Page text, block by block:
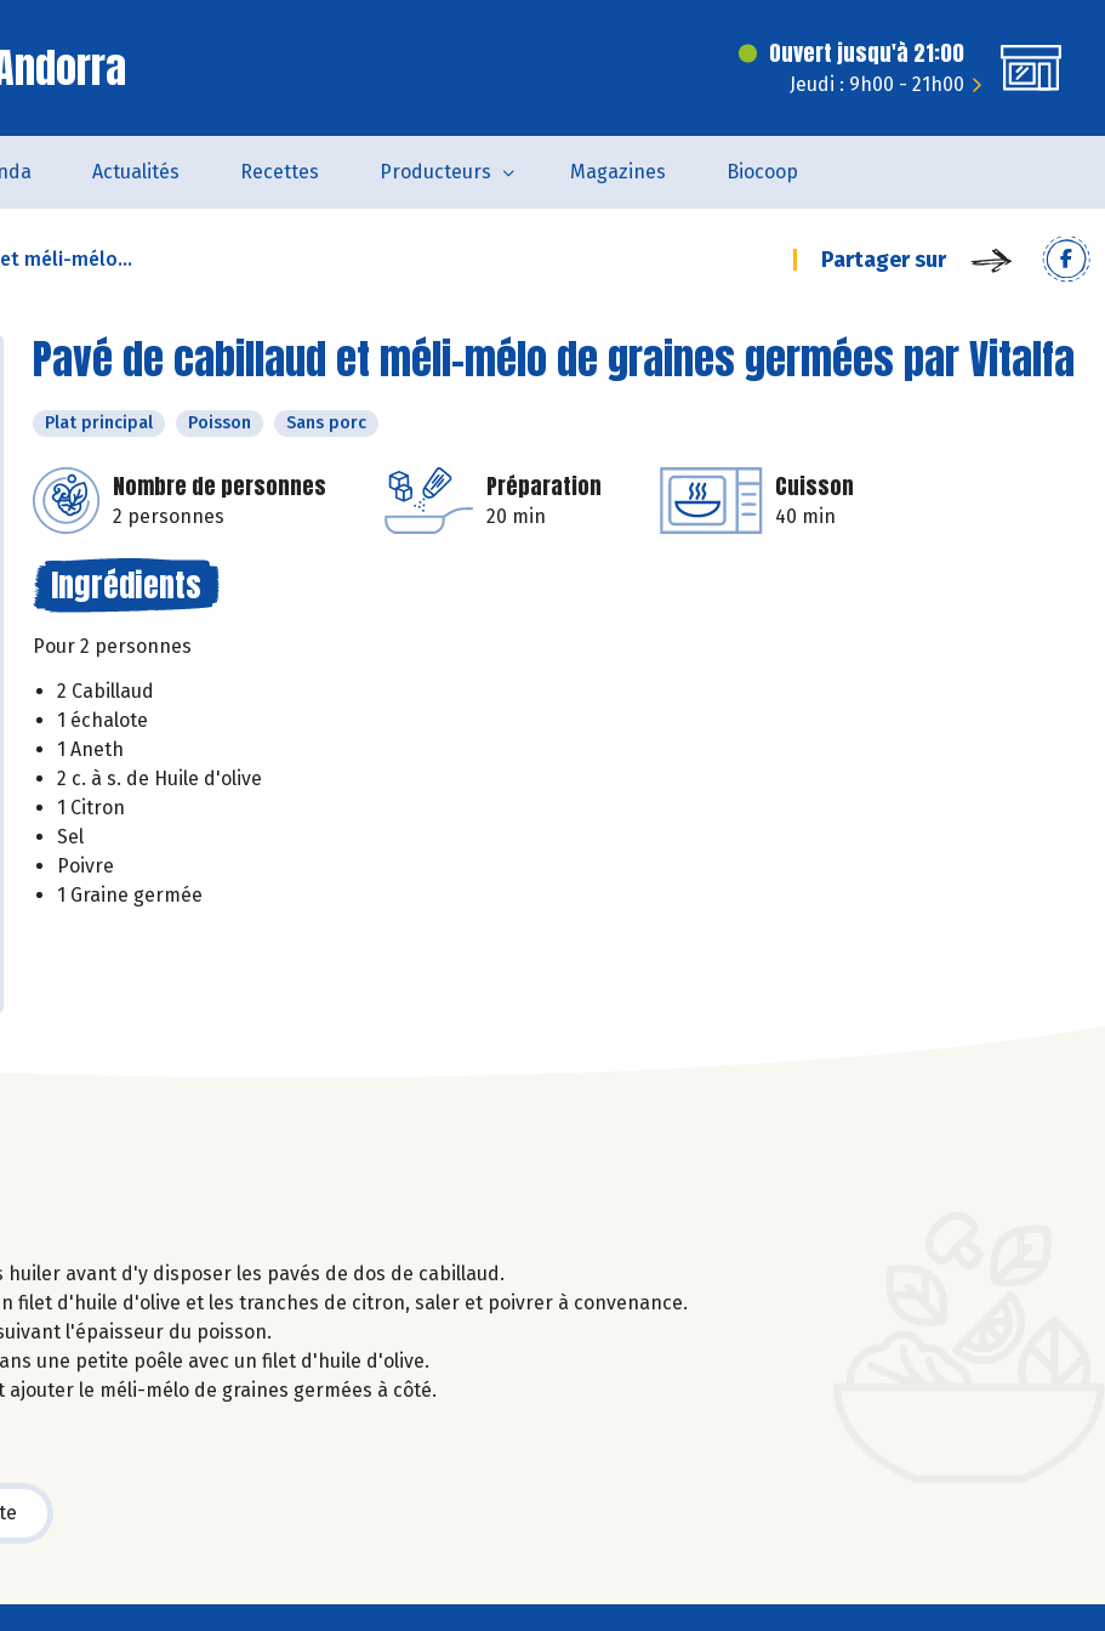
Ouvert jusqu'à 21:00
Jeudi : 9h00 - 21h00
Actualités Recettes Producteurs Magazines Biocoop
méli-mélo... Partager sur
Pavé de cabillaud et méli-mélo de graines germées par Vitalfa
Plat principal Poisson Sans porc
Nombre de personnes
2 personnes
Préparation
20 min
Cuisson
40 min
Ingrédients
Pour 2 personnes
2 Cabillaud
1 échalote
1 Aneth
2 c. à s. de Huile d'olive
1 Citron
Sel
Poivre
1 Graine germée
avant d'y disposer les pavés de dos de cabillaud.
filet d'huile d'olive et les tranches de citron, saler et poivrer à convenance.
l'épaisseur du poisson.
une petite poêle avec un filet d'huile d'olive.
le méli-mélo de graines germées à côté.